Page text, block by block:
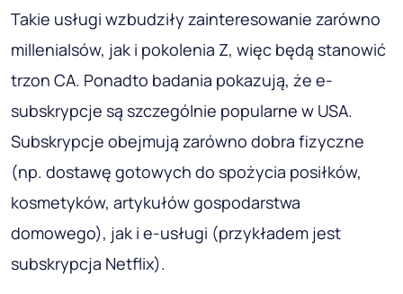
Takie usługi wzbudziły zainteresowanie zarówno
millenialsów, jak i pokolenia Z, więc będą stanowić
trzon CA. Ponadto badania pokazują, że e-
subskrypcje są szczególnie popularne w USA.
Subskrypcje obejmują zarówno dobra fizyczne
(np. dostawę gotowych do spożycia posiłków,
kosmetyków, artykułów gospodarstwa
domowego), jak i e-usługi (przykładem jest
subskrypcja Netflix).